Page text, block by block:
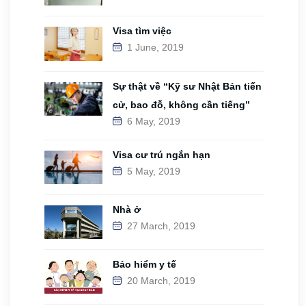
Visa tìm việc
1 June, 2019
Sự thật về “Kỹ sư Nhật Bản tiến
cử, bao đỗ, không cần tiếng”
6 May, 2019
Visa cư trú ngắn hạn
5 May, 2019
Nhà ở
27 March, 2019
Bảo hiểm y tế
20 March, 2019